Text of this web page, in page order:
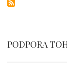
PODPORA